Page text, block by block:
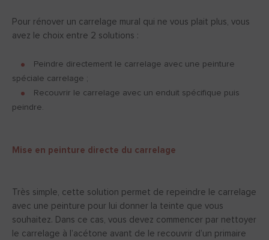
Pour rénover un carrelage mural qui ne vous plait plus, vous
avez le choix entre 2 solutions :
Peindre directement le carrelage avec une peinture
spéciale carrelage ;
Recouvrir le carrelage avec un enduit spécifique puis
peindre.
Mise en peinture directe du carrelage
Très simple, cette solution permet de repeindre le carrelage
avec une peinture pour lui donner la teinte que vous
souhaitez. Dans ce cas, vous devez commencer par nettoyer
le carrelage à l’acétone avant de le recouvrir d’un primaire